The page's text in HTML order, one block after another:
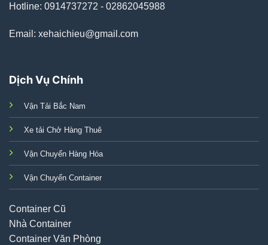
Hotline: 0914737272 - 02862045988
Email: xehaichieu@gmail.com
Dịch Vụ Chính
Vận Tải Bắc Nam
Xe tải Chở Hàng Thuê
Vận Chuyển Hàng Hóa
Vận Chuyển Container
Container Cũ
Nhà Container
Container Văn Phòng